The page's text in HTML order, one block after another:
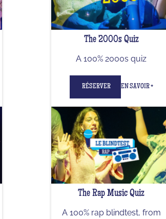
The 2000s Quiz
A 100% 2000s quiz
RÉSERVER EN SAVOIR +
The Rap Music Quiz
A 100% rap blindtest, from